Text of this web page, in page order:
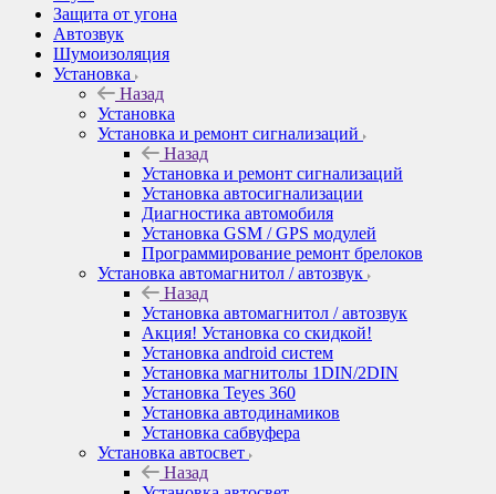
Защита от угона
Автозвук
Шумоизоляция
Установка
Назад
Установка
Установка и ремонт сигнализаций
Назад
Установка и ремонт сигнализаций
Установка автосигнализации
Диагностика автомобиля
Установка GSM / GPS модулей
Программирование ремонт брелоков
Установка автомагнитол / автозвук
Назад
Установка автомагнитол / автозвук
Акция! Установка со скидкой!
Установка android систем
Установка магнитолы 1DIN/2DIN
Установка Teyes 360
Установка автодинамиков
Установка сабвуфера
Установка автосвет
Назад